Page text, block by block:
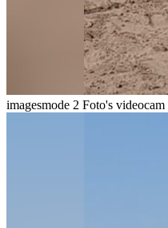
imagesmode 2 Foto's videocam